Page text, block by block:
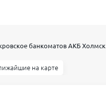
банкоматов АКБ Холмск
на карте